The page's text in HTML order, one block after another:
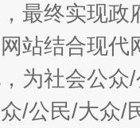
最终实现
站结合现
为社会公
/公民/大众/